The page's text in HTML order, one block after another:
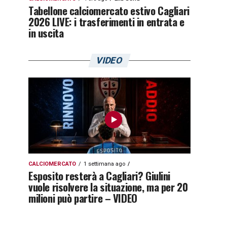
Tabellone calciomercato estivo Cagliari
2026 LIVE: i trasferimenti in entrata e
in uscita
VIDEO
CALCIOMERCATO 1 settimana ago
Esposito resterà a Cagliari? Giulini
vuole risolvere la situazione, ma per 20
milioni può partire – VIDEO